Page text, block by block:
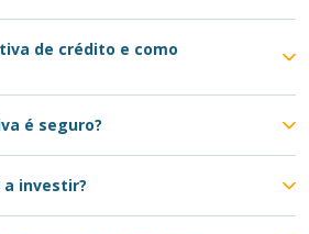
de crédito e como
é seguro?
a investir?